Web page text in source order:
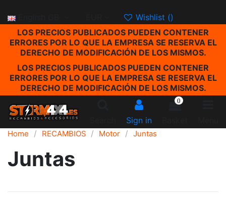
Wishlist ()
LOS PRECIOS PUBLICADOS PUEDEN CONTENER
ERRORES POR LO QUE LA EMPRESA SE RESERVA EL
DERECHO DE MODIFICACIÓN DE LOS MISMOS.
LOS PRECIOS PUBLICADOS PUEDEN CONTENER
ERRORES POR LO QUE LA EMPRESA SE RESERVA EL
DERECHO DE MODIFICACIÓN DE LOS MISMOS.
Sign in
0
Home RECAMBIOS Motor Juntas
Juntas